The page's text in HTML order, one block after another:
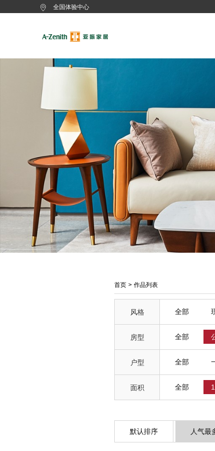
全国体验中心
首页 > 作品列表
风格 全部
房型 全部
户型 全部
面积 全部
默认排序 人气最